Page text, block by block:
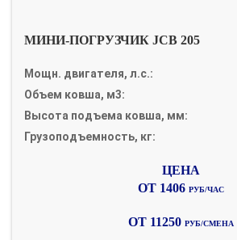
МИНИ-ПОГРУЗЧИК JCB 205
Мощн. двигателя, л.с.:
Объем ковша, м3:
Высота подъема ковша, мм:
Грузоподъемность, кг:
ОТ 1406 РУБ/ЧАС
ОТ 11250 РУБ/СМЕНА